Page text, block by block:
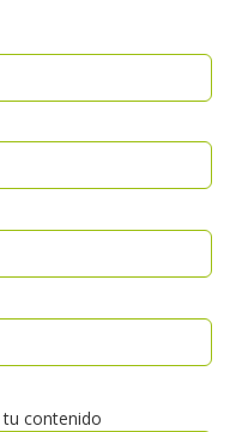
contenido